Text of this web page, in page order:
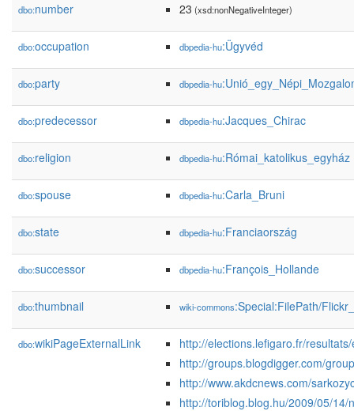
dbo:number 23 (xsd:nonNegativeInteger)
dbo:occupation dbpedia-hu:Ügyvéd
dbo:party dbpedia-hu
dbo:predecessor dbpedia-hu:Jacques_Chirac
dbo:religion dbpedia-hu:Római_katolikus_egyház
dbo:spouse dbpedia-hu:Carla_Bruni
dbo:state dbpedia-hu:Franciaország
dbo:successor dbpedia-hu:François_Hollande
dbo:thumbnail wiki-commons:Special:FilePath/
dbo:wikiPageExternalLink
http://elections.lefigaro.fr/
http://groups.blogdigger.com/
http://www.akdcnews.com/
http://toriblog.blog.hu/2009/05/